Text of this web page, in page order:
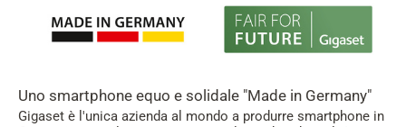
Uno smartphone equo e solidale "Made in Germany"
Gigaset è l'unica azienda al mondo a produrre smartphone in